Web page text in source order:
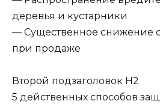
деревья и кустарники
— Существенное снижение
при продаже
Второй подзаголовок H2
5 действенных способов